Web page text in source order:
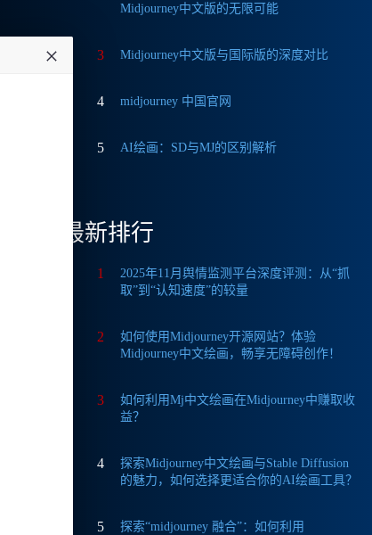
Midjourney中文版的无限可能
3 Midjourney中文版与国际版的深度对比
4 midjourney 中国官网
5 AI绘画：SD与MJ的区别解析
最新排行
1
2025年11月舆情监测平台深度评测：从“抓
取”到“认知速度”的较量
2
如何使用Midjourney开源网站？体验
Midjourney中文绘画，畅享无障碍创作！
3
如何利用Mj中文绘画在Midjourney中赚取收
益？
4
探索Midjourney中文绘画与Stable Diffusion
的魅力，如何选择更适合你的AI绘画工具？
5
探索“midjourney 融合”：如何利用